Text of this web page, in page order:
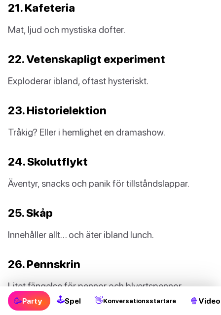
21. Kafeteria
Mat, ljud och mystiska dofter.
22. Vetenskapligt experiment
Exploderar ibland, oftast hysteriskt.
23. Historielektion
Tråkig? Eller i hemlighet en dramashow.
24. Skolutflykt
Äventyr, snacks och panik för tillståndslappar.
25. Skåp
Innehåller allt… och äter ibland lunch.
26. Pennskrin
Litet fängelse för pennor och blyertspennor.
🥳Party 🕹Spel 👋Konversationsstartare 🍿